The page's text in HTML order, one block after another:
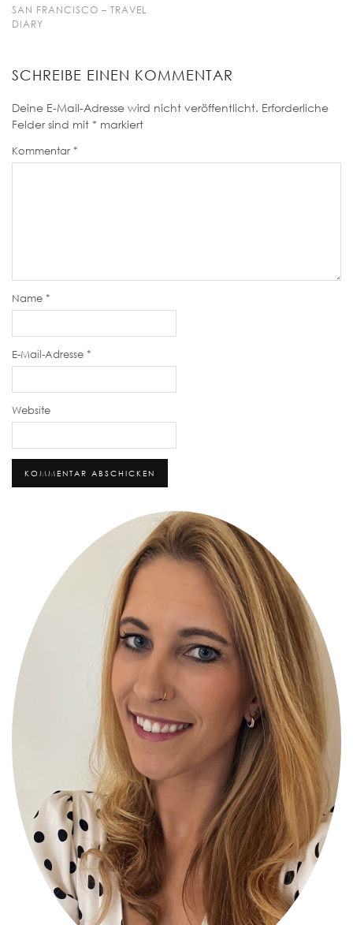
SAN FRANCISCO – TRAVEL
DIARY
SCHREIBE EINEN KOMMENTAR
Deine E-Mail-Adresse wird nicht veröffentlicht. Erforderliche
Felder sind mit * markiert
Kommentar *
Name *
E-Mail-Adresse *
Website